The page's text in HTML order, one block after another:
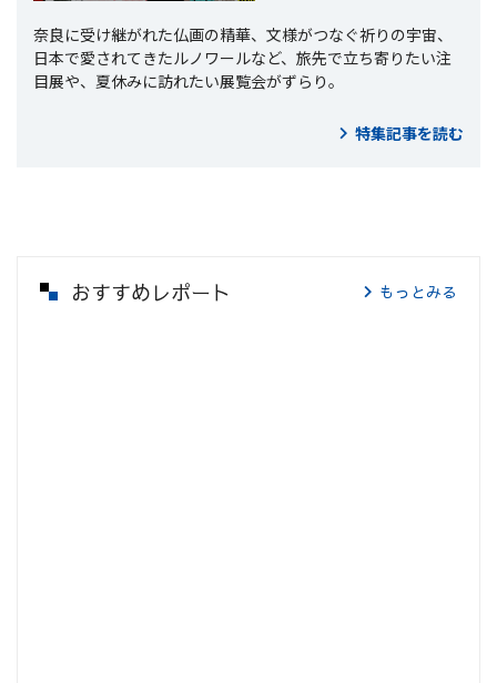
奈良に受け継がれた仏画の精華、文様がつなぐ祈りの宇宙、
日本で愛されてきたルノワールなど、旅先で立ち寄りたい注
目展や、夏休みに訪れたい展覧会がずらり。
特集記事を読む
おすすめレポート もっとみる